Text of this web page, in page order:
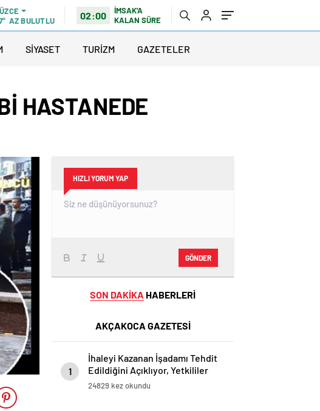
AZ BULUTLU 02:00
İMSAK'A
KALAN SÜRE
SİYASET TURİZM GAZETELER
HASTANEDE
HIZLI YORUM YAP
GÖNDER
SON DAKİKA HABERLERİ
AKÇAKOCA GAZETESİ
1
İhaleyi Kazanan İşadamı Tehdit
Edildiğini Açıklıyor, Yetkililer
Suskun!
24829 kez okundu